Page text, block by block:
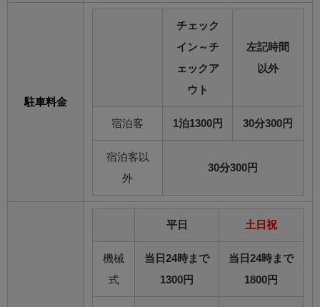
駐車料金
チェック
イン～チ
ェックア
ウト
左記時間
以外
宿泊客 1泊1300円 30分300円
宿泊客以
外
30分300円
平日 土日祝
機械
式
当日24時まで
1300円
当日24時まで
1800円